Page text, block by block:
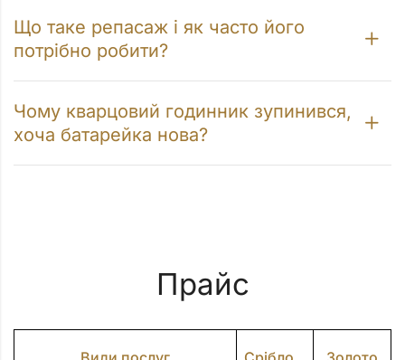
Що таке репасаж і як часто його
потрібно робити?
Чому кварцовий годинник зупинився,
хоча батарейка нова?
Прайс